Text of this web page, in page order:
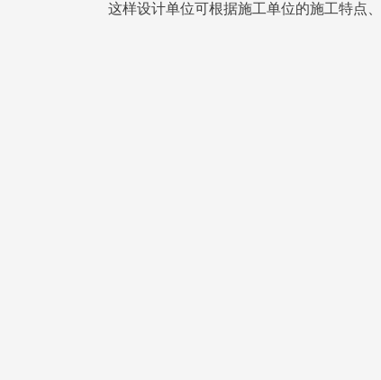
这样设计单位可根据施工单位的施工特点